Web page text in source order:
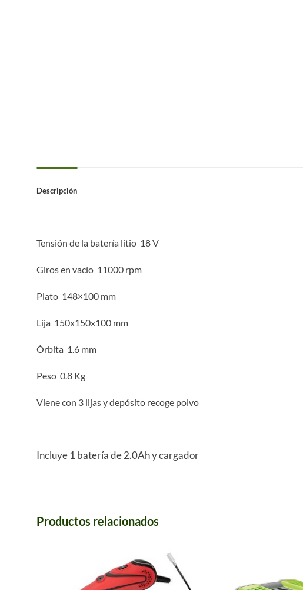
Descripción
Tensión de la batería litio 18 V
Giros en vacío 11000 rpm
Plato 148×100 mm
Lija 150x150x100 mm
Órbita 1.6 mm
Peso 0.8 Kg
Viene con 3 lijas y depósito recoge polvo
Incluye 1 batería de 2.0Ah y cargador
Productos relacionados